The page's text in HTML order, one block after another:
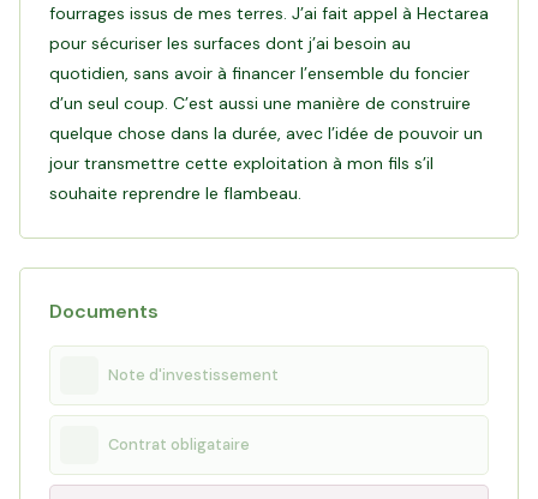
fourrages issus de mes terres. J’ai fait appel à Hectarea
pour sécuriser les surfaces dont j’ai besoin au
quotidien, sans avoir à financer l’ensemble du foncier
d’un seul coup. C’est aussi une manière de construire
quelque chose dans la durée, avec l’idée de pouvoir un
jour transmettre cette exploitation à mon fils s’il
souhaite reprendre le flambeau.
Documents
Note d'investissement
Contrat obligataire